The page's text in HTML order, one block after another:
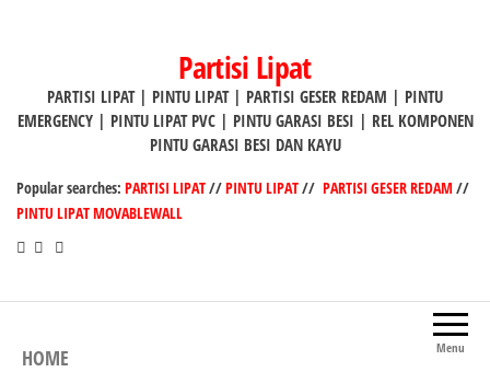
Partisi Lipat
PARTISI LIPAT | PINTU LIPAT | PARTISI GESER REDAM | PINTU
EMERGENCY | PINTU LIPAT PVC | PINTU GARASI BESI | REL KOMPONEN
PINTU GARASI BESI DAN KAYU
Popular searches: PARTISI LIPAT//PINTU LIPAT// PARTISI GESER REDAM//
PINTU LIPAT MOVABLEWALL
Menu
HOME